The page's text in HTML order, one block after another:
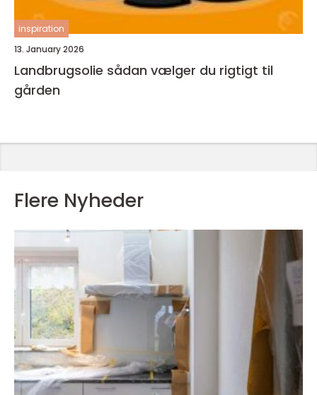
inspiration
13. January 2026
Landbrugsolie sådan vælger du rigtigt til
gården
Flere Nyheder